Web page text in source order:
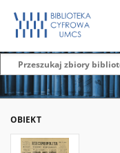
OBIEKT